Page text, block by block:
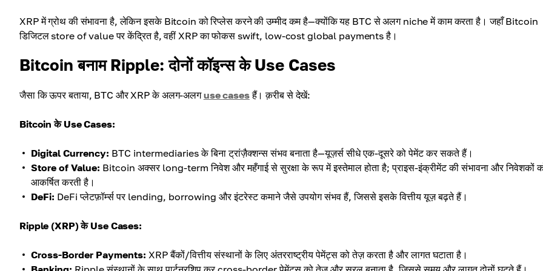
XRP में ग्रोथ की संभावना है, लेकिन इसके Bitcoin को रिप्लेस करने की उम्मीद कम है—क्योंकि यह BTC से अलग niche में काम करता है। जहाँ Bitcoin
डिजिटल store of value पर केंद्रित है, वहीं XRP का फोकस swift, low-cost global payments है।
Bitcoin बनाम Ripple: दोनों कॉइन्स के Use Cases
जैसा कि ऊपर बताया, BTC और XRP के अलग-अलगuse casesहैं। क़रीब से देखें:
Bitcoin के Use Cases:
Digital Currency: BTC intermediaries के बिना ट्रांज़ैक्शन्स संभव बनाता है—यूज़र्स सीधे एक-दूसरे को पेमेंट कर सकते हैं।
Store of Value: Bitcoin अक्सर long-term निवेश और महँगाई से सुरक्षा के रूप में इस्तेमाल होता है; प्राइस-इंक्रीमेंट की संभावना और निवेशकों
आकर्षित करती है।
DeFi: DeFi प्लेटफ़ॉर्म्स पर lending, borrowing और इंटरेस्ट कमाने जैसे उपयोग संभव हैं, जिससे इसके वित्तीय यूज़ बढ़ते हैं।
Ripple (XRP) के Use Cases:
Cross-Border Payments: XRP बैंकों/वित्तीय संस्थानों के लिए अंतरराष्ट्रीय पेमेंट्स को तेज़ करता है और लागत घटाता है।